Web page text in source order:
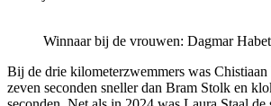
Winnaar bij de vrouwen: Dagmar
Bij de drie kilometerzwemmers was Chistiaan
zeven seconden sneller dan Bram Stolk en